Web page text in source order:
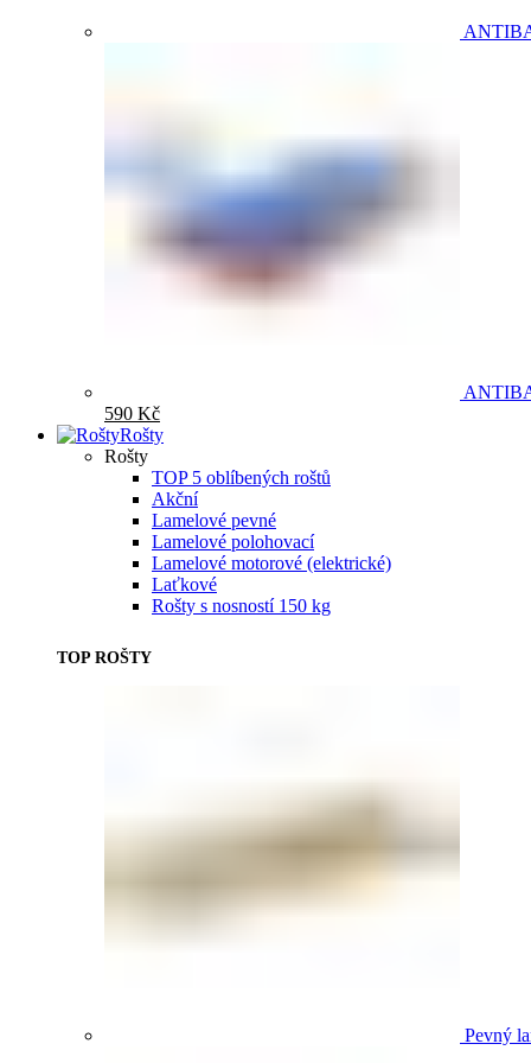
590 Kč
Rošty
Rošty
TOP 5 oblíbených roštů
Akční
Lamelové pevné
Lamelové polohovací
Lamelové motorové (elektrické)
Laťkové
Rošty s nosností 150 kg
TOP ROŠTY
Pevný